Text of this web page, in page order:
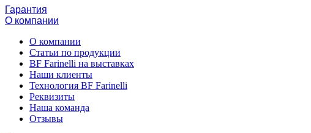
Гарантия
О компании
О компании
Статьи по продукции
BF Farinelli на выставках
Наши клиенты
Технология BF Farinelli
Реквизиты
Наша команда
Отзывы